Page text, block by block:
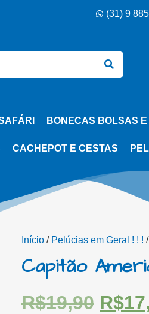
(31) 9
BONECAS BOLSAS
CACHEPOT E CESTAS
Início / Pelúcias em Geral ! ! !
Capitão
R$19,90 R$